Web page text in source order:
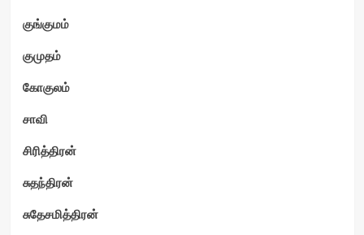
குங்குமம்
குமுதம்
கோகுலம்
சாவி
சிரித்திரன்
சுதந்திரன்
சுதேசமித்திரன்